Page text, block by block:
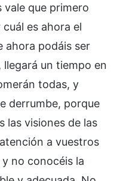
vale que primero
es ahora el
ahora podáis ser
un tiempo en
todas, y
derrumbe, porque
las visiones de las
a vuestros
no conocéis la